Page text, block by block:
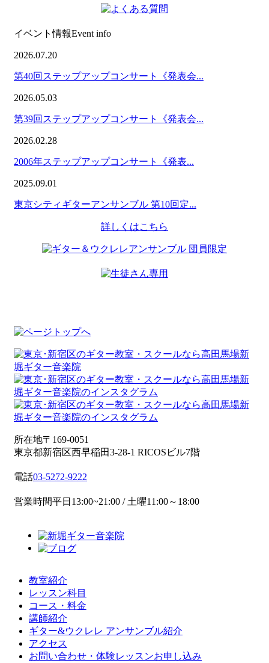
イベント情報Event info
2026.07.20
第40回ステップアップコンサート《発表会...
2026.05.03
第39回ステップアップコンサート《発表会...
2026.02.28
2006年ステップアップコンサート《発表...
2025.09.01
東京シティギターアンサンブル 第10回定...
詳しくはこちら
所在地〒169-0051
東京都新宿区西早稲田3-28-1 RICOSビル7階
電話03-5272-9222
営業時間平日13:00~21:00 / 土曜11:00～18:00
教室紹介
レッスン科目
コース・料金
講師紹介
ギター&ウクレレ アンサンブル紹介
アクセス
お問い合わせ・体験レッスンお申し込み